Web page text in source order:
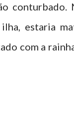
conturbado.
estaria
com a